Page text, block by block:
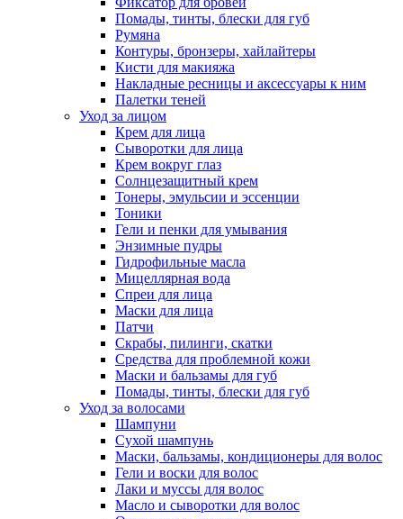
Помады, тинты, блески для губ
Румяна
Контуры, бронзеры, хайлайтеры
Кисти для макияжа
Накладные ресницы и аксессуары к ним
Палетки теней
Уход за лицом
Крем для лица
Сыворотки для лица
Крем вокруг глаз
Солнцезащитный крем
Тонеры, эмульсии и эссенции
Тоники
Гели и пенки для умывания
Энзимные пудры
Гидрофильные масла
Мицеллярная вода
Спреи для лица
Маски для лица
Патчи
Скрабы, пилинги, скатки
Средства для проблемной кожи
Маски и бальзамы для губ
Помады, тинты, блески для губ
Уход за волосами
Шампуни
Сухой шампунь
Маски, бальзамы, кондиционеры для волос
Гели и воски для волос
Лаки и муссы для волос
Масло и сыворотки для волос